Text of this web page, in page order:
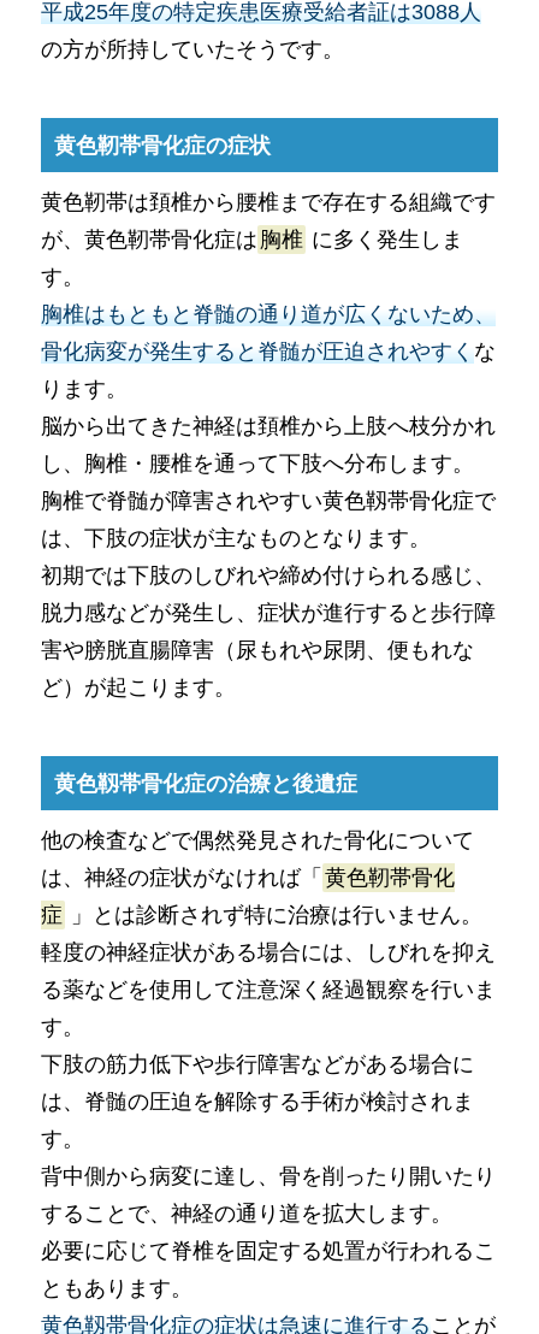
平成25年度の特定疾患医療受給者証は3088人
の方が所持していたそうです。
黄色靭帯骨化症の症状
黄色靭帯は頚椎から腰椎まで存在する組織です
が、黄色靭帯骨化症は 胸椎 に多く発生しま
す。
胸椎はもともと脊髄の通り道が広くないため、
骨化病変が発生すると脊髄が圧迫されやすくな
ります。
脳から出てきた神経は頚椎から上肢へ枝分かれ
し、胸椎・腰椎を通って下肢へ分布します。
胸椎で脊髄が障害されやすい黄色靱帯骨化症で
は、下肢の症状が主なものとなります。
初期では下肢のしびれや締め付けられる感じ、
脱力感などが発生し、症状が進行すると歩行障
害や膀胱直腸障害（尿もれや尿閉、便もれな
ど）が起こります。
黄色靱帯骨化症の治療と後遺症
他の検査などで偶然発見された骨化について
は、神経の症状がなければ「 黄色靭帯骨化
症
」とは診断されず特に治療は行いません。
軽度の神経症状がある場合には、しびれを抑え
る薬などを使用して注意深く経過観察を行いま
す。
下肢の筋力低下や歩行障害などがある場合に
は、脊髄の圧迫を解除する手術が検討されま
す。
背中側から病変に達し、骨を削ったり開いたり
することで、神経の通り道を拡大します。
必要に応じて脊椎を固定する処置が行われるこ
ともあります。
黄色靱帯骨化症の症状は急速に進行することが